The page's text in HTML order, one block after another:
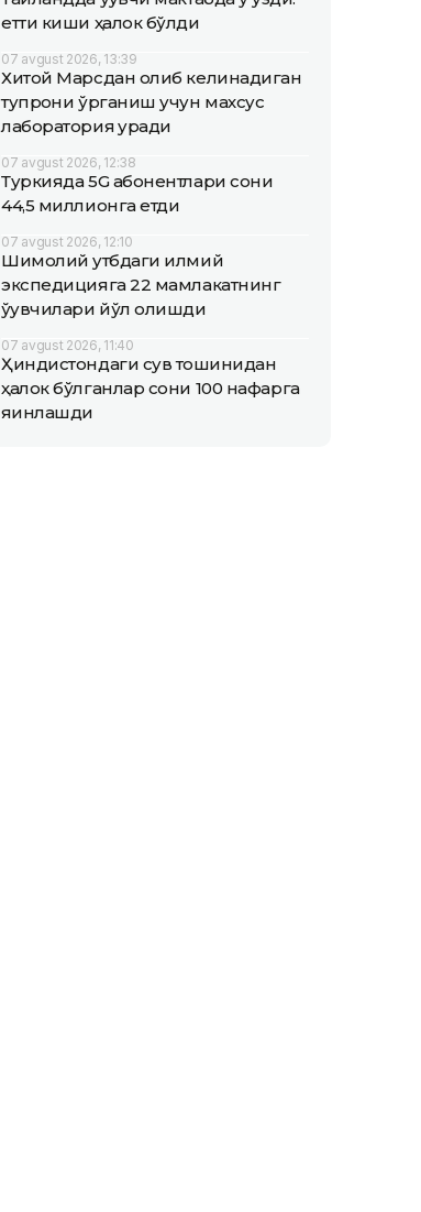
етти киши ҳалок бўлди
07 avgust 2026, 13:39
Хитой Марсдан олиб келинадиган
тупроқни ўрганиш учун махсус
лаборатория қуради
07 avgust 2026, 12:38
Туркияда 5G абонентлари сони
44,5 миллионга етди
07 avgust 2026, 12:10
Шимолий қутбдаги илмий
экспедицияга 22 мамлакатнинг
ўқувчилари йўл олишди
07 avgust 2026, 11:40
Ҳиндистондаги сув тошқинидан
ҳалок бўлганлар сони 100 нафарга
яқинлашди